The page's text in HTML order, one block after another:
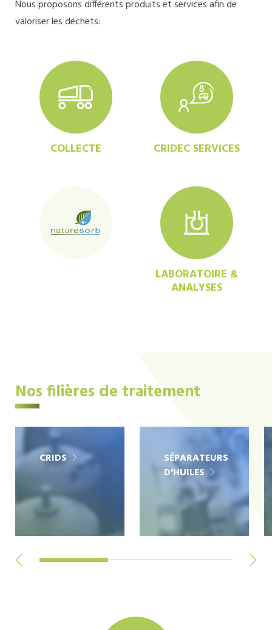
Nous proposons différents produits et services afin de
valoriser les déchets:
COLLECTE CRIDEC SERVICES
LABORATOIRE &
ANALYSES
Nos filières de traitement
CRIDS
SÉPARATEURS
D'HUILES